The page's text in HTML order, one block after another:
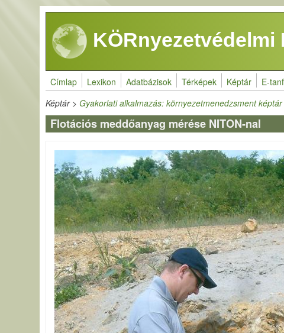
Ugrás a tartalomra
KÖRnyezetvédelmi
Címlap Lexikon Adatbázisok Térképek Képtár E-
Képtár>Gyakorlati alkalmazás: környezetmenedzsment képtár
Flotációs meddőanyag mérése NITON-nal